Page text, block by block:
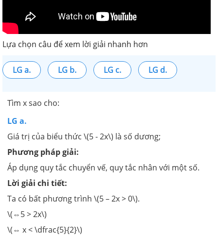
Lựa chọn câu để xem lời giải nhanh hơn
LG a. LG b. LG c. LG d.
Tìm x sao cho:
LG a.
Giá trị của biểu thức \(5 - 2x\) là số dương;
Phương pháp giải:
Áp dụng quy tắc chuyển vế, quy tắc nhân với một số.
Lời giải chi tiết:
Ta có bất phương trình \(5 – 2x > 0\).
\(⇔5 > 2x\)
\(⇔ x < \dfrac{5}{2}\)